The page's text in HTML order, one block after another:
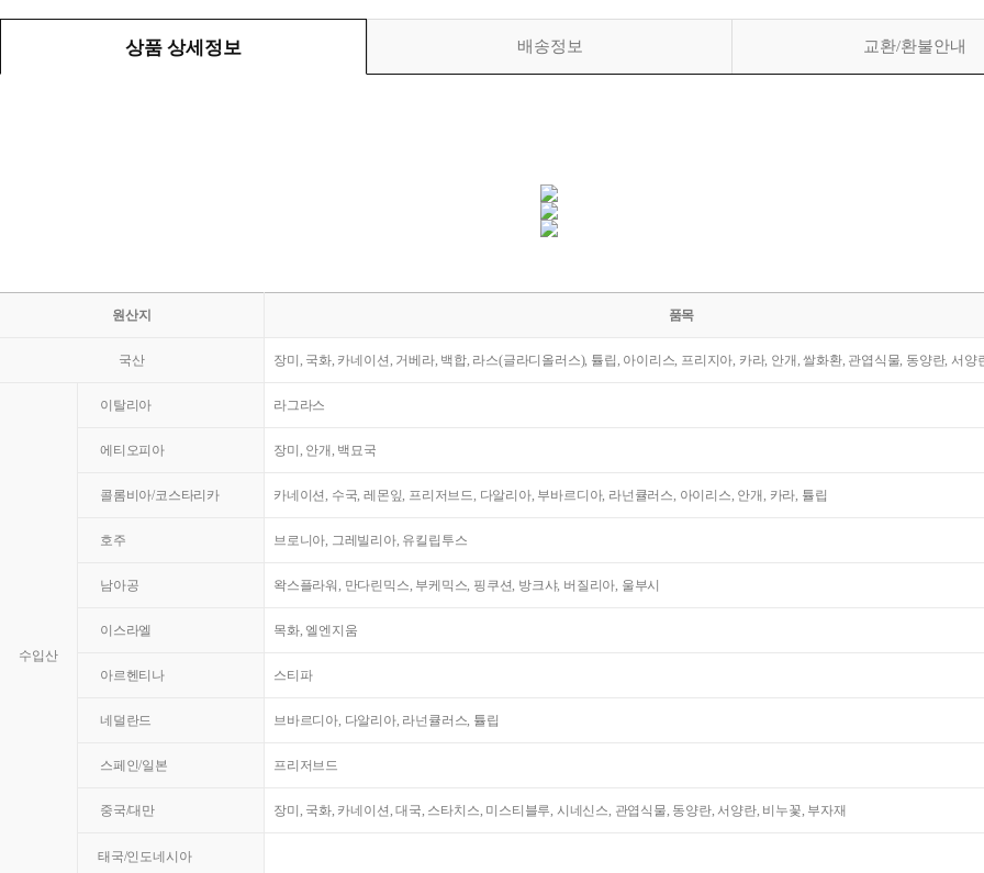
상품 상세정보 배송정보 교환/환불안내
원산지 품목
국산 장미, 국화, 카네이션, 거베라, 백합, 라스(글라디올러스), 튤립, 아이리스, 프리지아, 카라, 안개, 쌀화환, 관엽식물, 동양란, 서양
수입산
이탈리아 라그라스
에티오피아 장미, 안개, 백묘국
콜롬비아/코스타리카 카네이션, 수국, 레몬잎, 프리저브드, 다알리아, 부바르디아, 라넌큘러스, 아이리스, 안개, 카라, 튤립
호주 브로니아, 그레빌리아, 유킬립투스
남아공 왁스플라워, 만다린믹스, 부케믹스, 핑쿠션, 방크샤, 버질리아, 울부시
이스라엘 목화, 엘엔지움
아르헨티나 스티파
네덜란드 브바르디아, 다알리아, 라넌큘러스, 튤립
스페인/일본 프리저브드
중국/대만 장미, 국화, 카네이션, 대국, 스타치스, 미스티블루, 시네신스, 관엽식물, 동양란, 서양란, 비누꽃, 부자재
태국/인도네시아